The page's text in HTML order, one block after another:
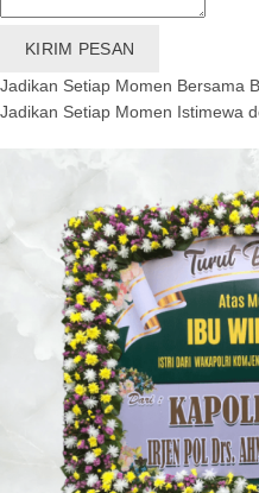
KIRIM PESAN
Jadikan Setiap Momen Bersama
Jadikan Setiap Momen Istimewa